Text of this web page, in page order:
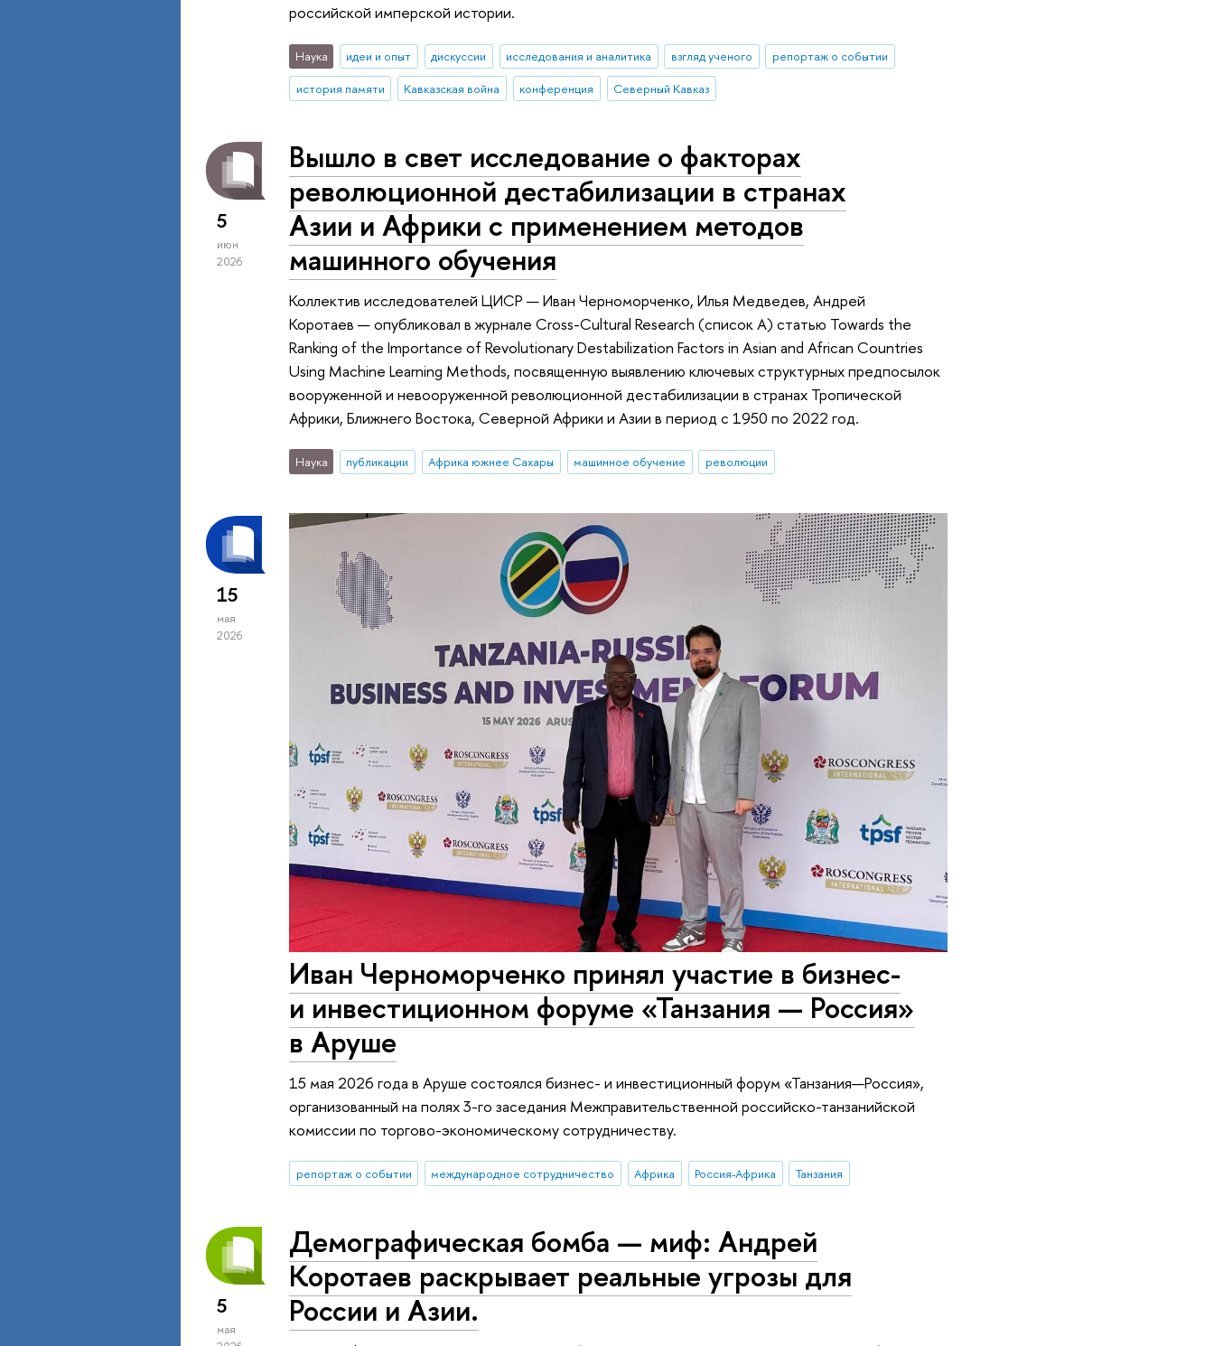
российской имперской истории.
Наука идеи и опыт дискуссии исследования и аналитика взгляд ученого
репортаж о событии
история памяти
Кавказская война конференция Северный Кавказ
5
июн
2026
Вышло в свет исследование о факторах
революционной дестабилизации в странах
Азии и Африки с применением методов
машинного обучения
Коллектив исследователей ЦИСР — Иван Черноморченко, Илья Медведев, Андрей
Коротаев — опубликовал в журнале Cross-Cultural Research (список А) статью Towards the
Ranking of the Importance of Revolutionary Destabilization Factors in Asian and African Countries
Using Machine Learning Methods, посвященную выявлению ключевых структурных предпосылок
вооруженной и невооруженной революционной дестабилизации в странах Тропической
Африки, Ближнего Востока, Северной Африки и Азии в период с 1950 по 2022 год.
Наука публикации Африка южнее Сахары машинное обучение революции
15
мая
2026
Иван Черноморченко принял участие в бизнес-
и инвестиционном форуме «Танзания — Россия»
в Аруше
15 мая 2026 года в Аруше состоялся бизнес- и инвестиционный форум «Танзания—Россия»,
организованный на полях 3-го заседания Межправительственной российско-танзанийской
комиссии по торгово-экономическому сотрудничеству.
репортаж о событии международное сотрудничество Африка Россия-Африка Танзания
5
мая
Демографическая бомба — миф: Андрей
Коротаев раскрывает реальные угрозы для
России и Азии.